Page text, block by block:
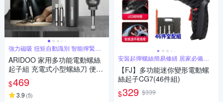
強力磁吸 扭矩自動識別 智能擰緊即
停
ARIDOO 家用多功能電動螺絲
起子組 充電式小型螺絲刀 便攜
螺絲維修工具套裝 螺絲批
$469
3.9 (5)
安裝起擰螺絲簡易修繕 居家必備工
具
【FJ】多功能迷你變形電動螺
絲起子CG7(46件組)
$329 $339